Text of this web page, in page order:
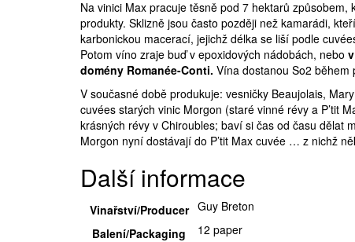
Na vinici Max pracuje těsně pod 7 hektarů
produkty. Sklizně jsou často později než kamarádi,
karbonickou macerací, jejichž délka se liší podle
Potom víno zraje buď v epoxidových nádobách, nebo
domény Romanée-Conti. Vína dostanou So2 během
V současné době produkuje: vesničky Beaujolais,
cuvées starých vinic Morgon (staré vinné révy a P’tit
krásných révy v Chiroubles; baví si čas od času dělat
Morgon nyní dostávají do P’tit Max cuvée … z nichž
Další informace
Vinařství/Producer Guy Breton
Balení/Packaging
12 paper